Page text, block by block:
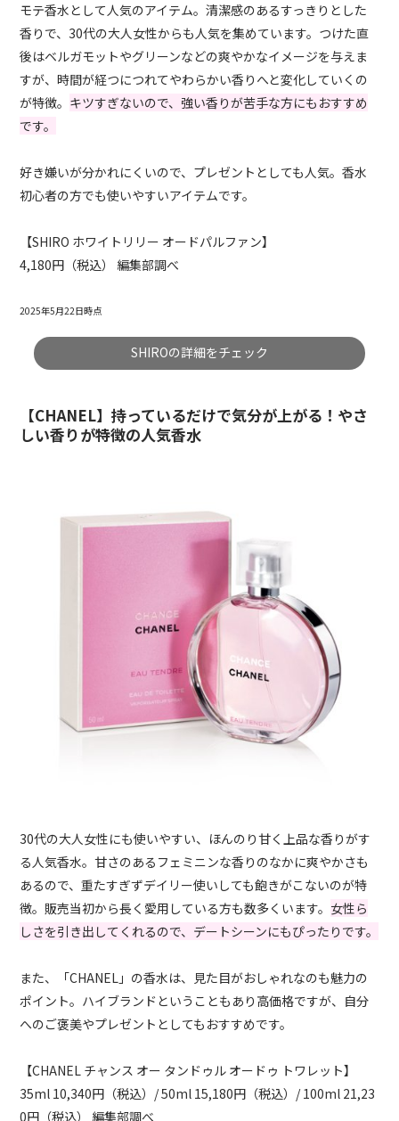
モテ香水として人気のアイテム。清潔感のあるすっきりとした
香りで、30代の大人女性からも人気を集めています。つけた直
後はベルガモットやグリーンなどの爽やかなイメージを与えま
すが、時間が経つにつれてやわらかい香りへと変化していくの
が特徴。 キツすぎないので、強い香りが苦手な方にもおすすめ
です。
好き嫌いが分かれにくいので、プレゼントとしても人気。香水
初心者の方でも使いやすいアイテムです。
【SHIRO ホワイトリリー オードパルファン】
4,180円（税込） 編集部調べ
2025年5月22日時点
SHIROの詳細をチェック
【CHANEL】持っているだけで気分が上がる！やさ
しい香りが特徴の人気香水
30代の大人女性にも使いやすい、ほんのり甘く上品な香りがす
る人気香水。甘さのあるフェミニンな香りのなかに爽やかさも
あるので、重たすぎずデイリー使いしても飽きがこないのが特
徴。販売当初から長く愛用している方も数多くいます。 女性ら
しさを引き出してくれるので、デートシーンにもぴったりです。
また、「CHANEL」の香水は、見た目がおしゃれなのも魅力の
ポイント。ハイブランドということもあり高価格ですが、自分
へのご褒美やプレゼントとしてもおすすめです。
【CHANEL チャンス オー タンドゥル オードゥ トワレット】
35ml 10,340円（税込）/ 50ml 15,180円（税込）/ 100ml 21,23
0円（税込） 編集部調べ